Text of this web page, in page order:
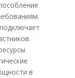
в